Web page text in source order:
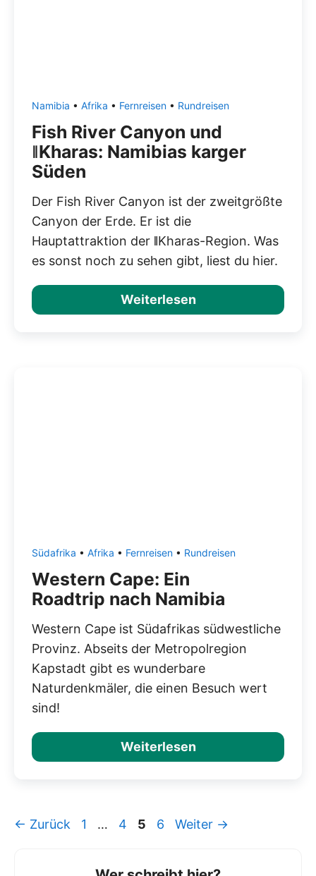
Namibia • Afrika • Fernreisen • Rundreisen
Fish River Canyon und
ǁKharas: Namibias karger
Süden
Der Fish River Canyon ist der zweitgrößte
Canyon der Erde. Er ist die
Hauptattraktion der ǁKharas-Region. Was
es sonst noch zu sehen gibt, liest du hier.
Weiterlesen
Südafrika • Afrika • Fernreisen • Rundreisen
Western Cape: Ein
Roadtrip nach Namibia
Western Cape ist Südafrikas südwestliche
Provinz. Abseits der Metropolregion
Kapstadt gibt es wunderbare
Naturdenkmäler, die einen Besuch wert
sind!
Weiterlesen
← Zurück Seite
1 … Seite
4 Seite
5 Seite
6 Weiter →